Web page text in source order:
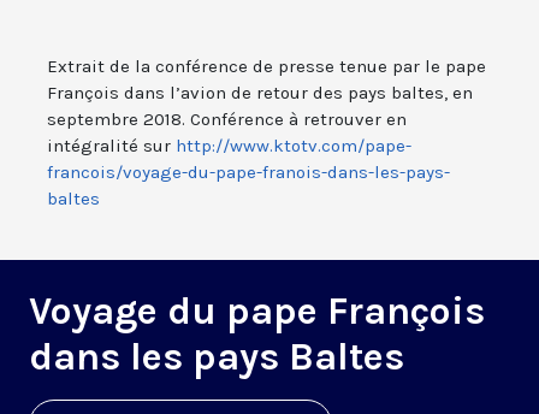
Extrait de la conférence de presse tenue par le pape
François dans l’avion de retour des pays baltes, en
septembre 2018. Conférence à retrouver en
intégralité sur http://www.ktotv.com/pape-
francois/voyage-du-pape-franois-dans-les-pays-
baltes
Voyage du pape François
dans les pays Baltes